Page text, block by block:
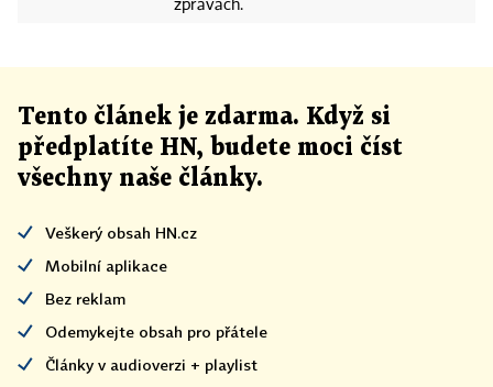
zprávách.
Tento článek je zdarma. Když si
předplatíte HN, budete moci číst
všechny naše články.
Veškerý obsah HN.cz
Mobilní aplikace
Bez reklam
Odemykejte obsah pro přátele
Články v audioverzi + playlist